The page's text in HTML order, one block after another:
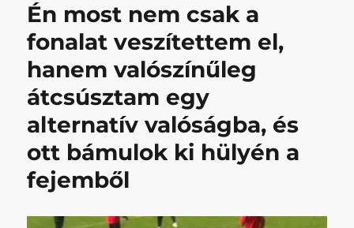
bejegyzéshez
Én most nem csak a
fonalat veszítettem el,
hanem valószínűleg
átcsúsztam egy
alternatív valóságba, és
ott bámulok ki hülyén a
fejemből